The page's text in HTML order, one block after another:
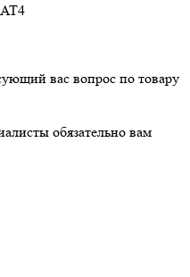
вас вопрос по товару
обязательно вам